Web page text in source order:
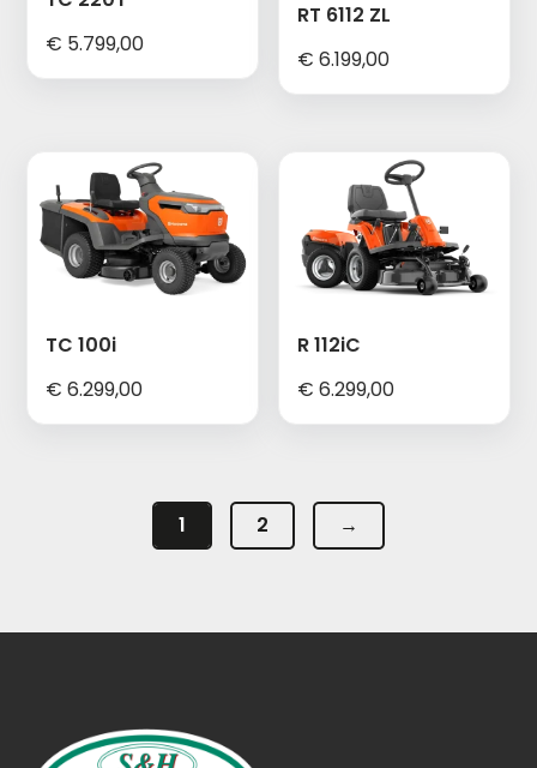
€ 5.799,00
RT 6112 ZL
€ 6.199,00
TC 100i
€ 6.299,00
R 112iC
€ 6.299,00
1 2 →